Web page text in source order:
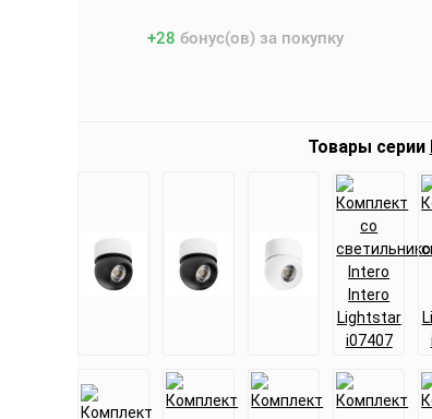
+28 бонус(ов) за покупку
Товары серии